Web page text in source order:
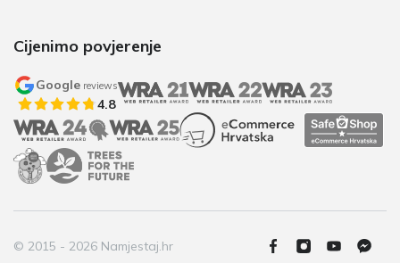
Cijenimo povjerenje
Google reviews
4.8
© 2015 - 2026 Namjestaj.hr